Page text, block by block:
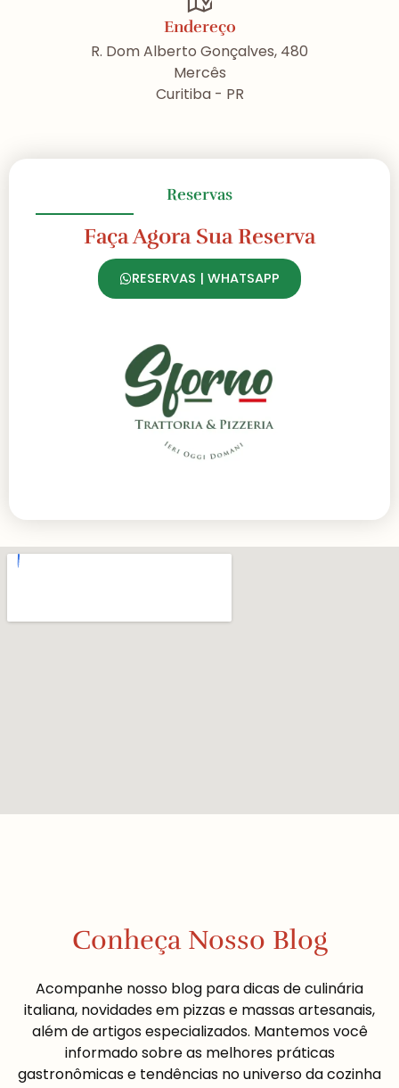
Endereço
R. Dom Alberto Gonçalves, 480
Mercês
Curitiba - PR
Reservas
Faça Agora Sua Reserva
RESERVAS | WHATSAPP
Conheça Nosso Blog
Acompanhe nosso blog para dicas de culinária
italiana, novidades em pizzas e massas artesanais,
além de artigos especializados. Mantemos você
informado sobre as melhores práticas
gastronômicas e tendências no universo da cozinha